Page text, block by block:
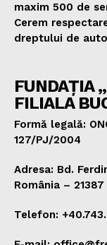
maxim 500 de
Cerem
dreptului de
FUNDAȚIA
FILIALA
Formă legală:
127/PJ/2004
Adresa: Bd.
România – 21387
Telefon: